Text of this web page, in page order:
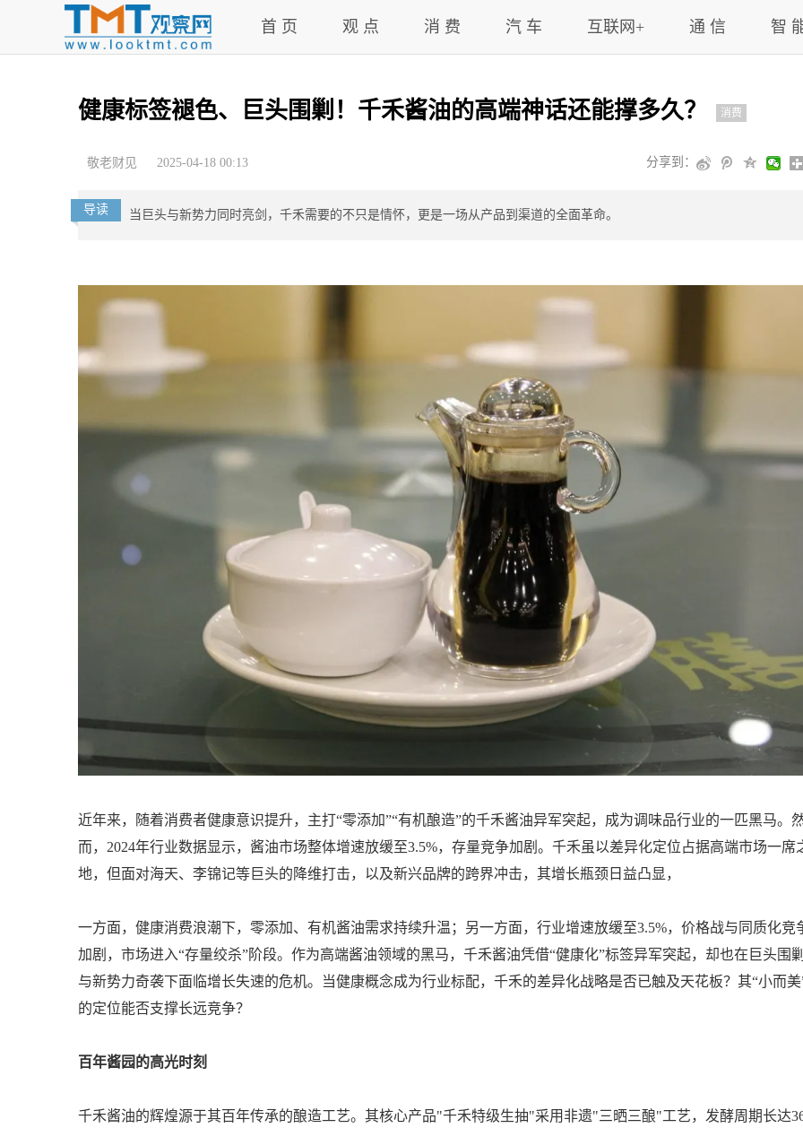
首 页 观 点 消 费 汽 车 互联网+ 通 信 智
健康标签褪色、巨头围剿！千禾酱油的高端神话还能撑多久？ 消费
敬老财见 2025-04-18 00:13 分享到：
导读 当巨头与新势力同时亮剑，千禾需要的不只是情怀，更是一场从产品到渠道的全面革命。
近年来，随着消费者健康意识提升，主打“零添加”“有机酿造”的千禾酱油异军突起，成为调味品行业的一匹黑马。
而，2024年行业数据显示，酱油市场整体增速放缓至3.5%，存量竞争加剧。千禾虽以差异化定位占据高端市场一席
地，但面对海天、李锦记等巨头的降维打击，以及新兴品牌的跨界冲击，其增长瓶颈日益凸显，
一方面，健康消费浪潮下，零添加、有机酱油需求持续升温；另一方面，行业增速放缓至3.5%，价格战与同质化竞
加剧，市场进入“存量绞杀”阶段。作为高端酱油领域的黑马，千禾酱油凭借“健康化”标签异军突起，却也在巨头围
与新势力奇袭下面临增长失速的危机。当健康概念成为行业标配，千禾的差异化战略是否已触及天花板？其“小而美
的定位能否支撑长远竞争？
百年酱园的高光时刻
千禾酱油的辉煌源于其百年传承的酿造工艺。其核心产品"千禾特级生抽"采用非遗"三晒三酿"工艺，发酵周期长达